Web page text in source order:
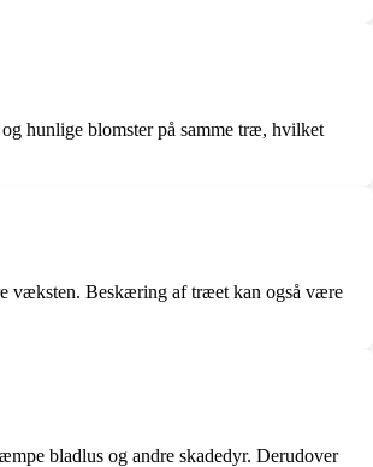
hunlige blomster på samme træ, hvilket
væksten. Beskæring af træet kan også være
bladlus og andre skadedyr. Derudover